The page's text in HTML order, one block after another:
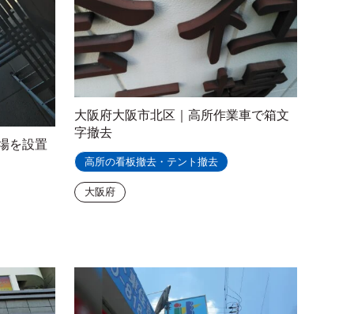
を設置
大阪府大阪市北区｜高所作業車で箱文
字撤去
高所の看板撤去・テント撤去
大阪府